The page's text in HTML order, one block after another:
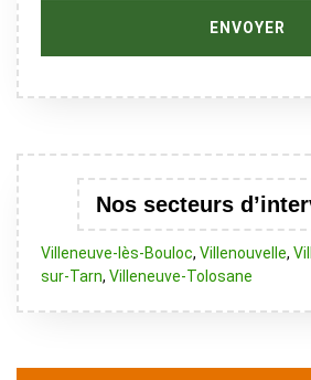
Nos secteurs
Villeneuve-lès-Bouloc, Villenouvelle,
sur-Tarn, Villeneuve-Tolosane